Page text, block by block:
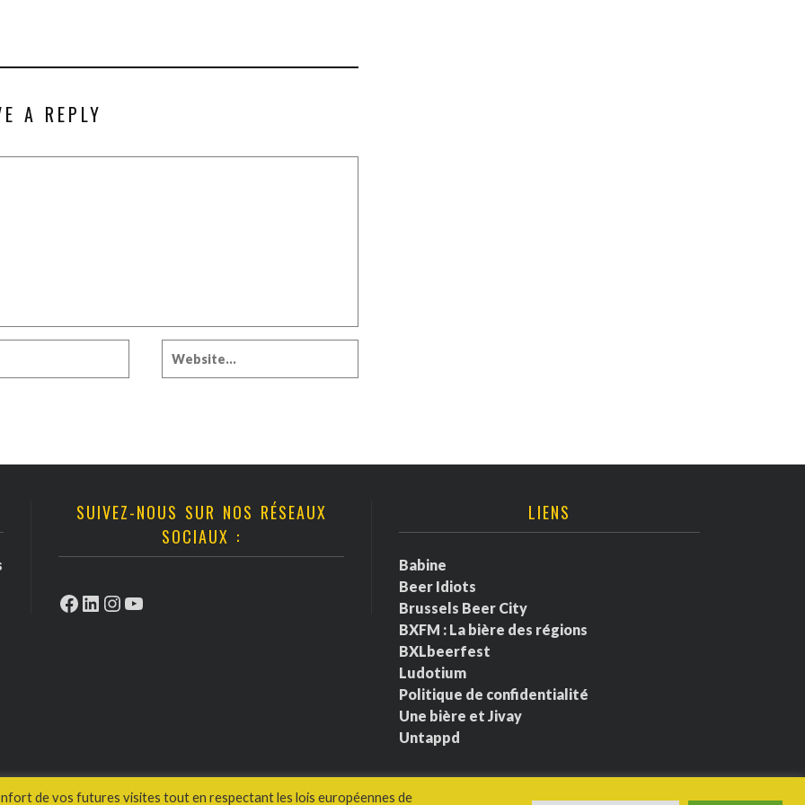
A REPLY
SUIVEZ-NOUS SUR NOS RÉSEAUX
SOCIAUX :
Facebook
LinkedIn
Instagram
YouTube
LIENS
Babine
Beer Idiots
Brussels Beer City
BXFM : La bière des régions
BXLbeerfest
Ludotium
Politique de confidentialité
Une bière et Jivay
Untappd
de vos futures visites tout en respectant les lois européennes de